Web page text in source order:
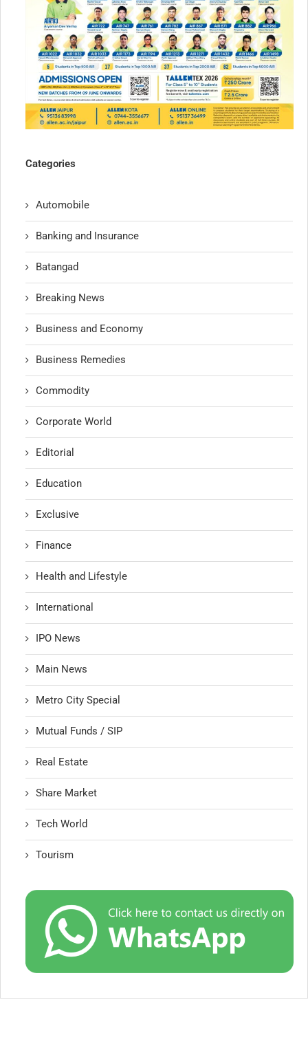
Categories
Automobile
Banking and Insurance
Batangad
Breaking News
Business and Economy
Business Remedies
Commodity
Corporate World
Editorial
Education
Exclusive
Finance
Health and Lifestyle
International
IPO News
Main News
Metro City Special
Mutual Funds / SIP
Real Estate
Share Market
Tech World
Tourism